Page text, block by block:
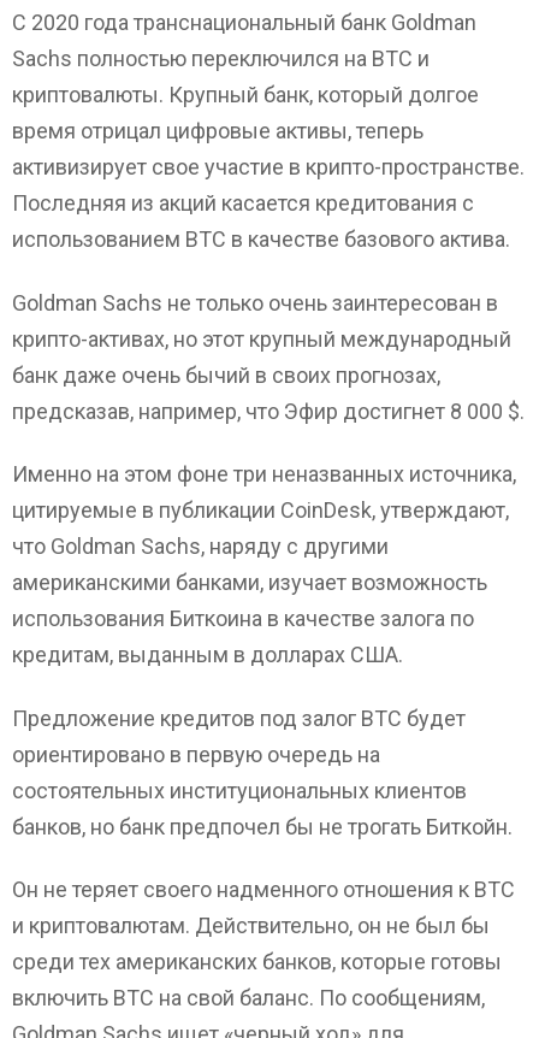
С 2020 года транснациональный банк Goldman
Sachs полностью переключился на BTC и
криптовалюты. Крупный банк, который долгое
время отрицал цифровые активы, теперь
активизирует свое участие в крипто-пространстве.
Последняя из акций касается кредитования с
использованием BTC в качестве базового актива.
Goldman Sachs не только очень заинтересован в
крипто-активах, но этот крупный международный
банк даже очень бычий в своих прогнозах,
предсказав, например, что Эфир достигнет 8 000 $.
Именно на этом фоне три неназванных источника,
цитируемые в публикации CoinDesk, утверждают,
что Goldman Sachs, наряду с другими
американскими банками, изучает возможность
использования Биткоина в качестве залога по
кредитам, выданным в долларах США.
Предложение кредитов под залог BTC будет
ориентировано в первую очередь на
состоятельных институциональных клиентов
банков, но банк предпочел бы не трогать Биткойн.
Он не теряет своего надменного отношения к BTC
и криптовалютам. Действительно, он не был бы
среди тех американских банков, которые готовы
включить BTC на свой баланс. По сообщениям,